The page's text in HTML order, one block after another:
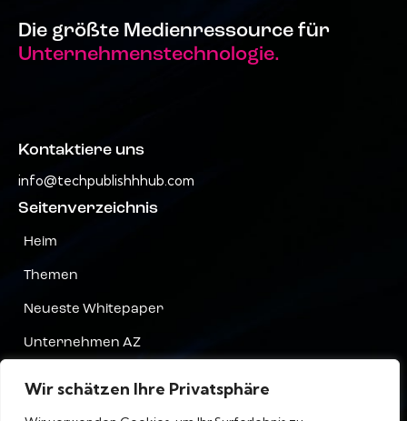
Wir schätzen Ihre Privatsphäre
Die größte Medienressource für
Unternehmenstechnologie.
Kontaktiere uns
info@techpublishhhub.com
Seitenverzeichnis
Heim
Themen
Neueste Whitepaper
Unternehmen AZ